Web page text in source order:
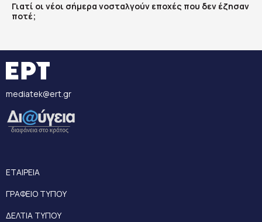
Γιατί οι νέοι σήμερα νοσταλγούν εποχές που δεν έζησαν
ποτέ;
mediatek@ert.gr
ΕΤΑΙΡΕΙΑ
ΓΡΑΦΕΙΟ ΤΥΠΟΥ
ΔΕΛΤΙΑ ΤΥΠΟΥ